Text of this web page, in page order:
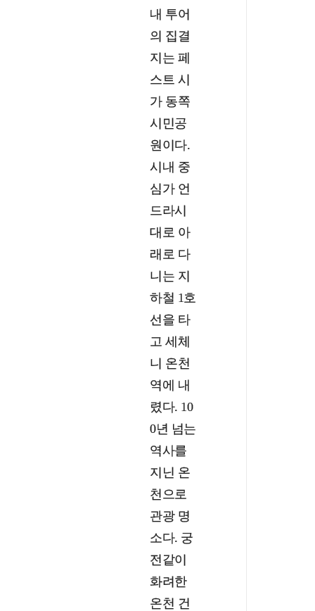
내 투어
의 집결
지는 페
스트 시
가 동쪽
시민공
원이다.
시내 중
심가 언
드라시
대로 아
래로 다
니는 지
하철 1호
선을 타
고 세체
니 온천
역에 내
렸다. 10
0년 넘는
역사를
지닌 온
천으로
관광 명
소다. 궁
전같이
화려한
온천 건